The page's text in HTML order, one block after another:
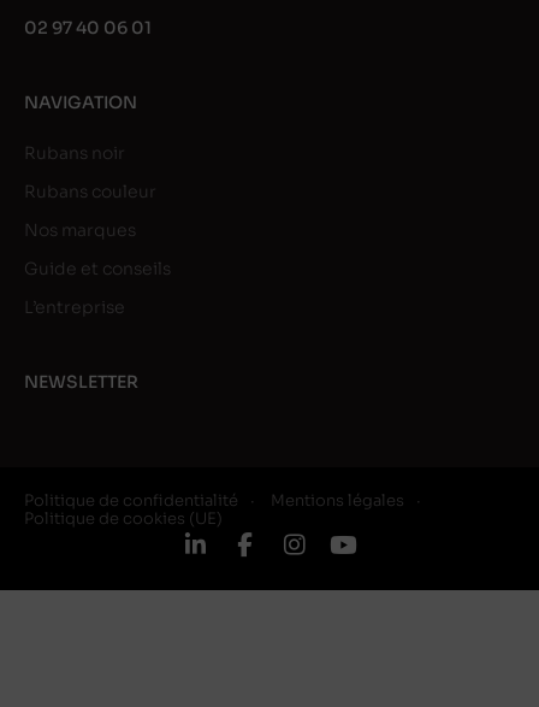
02 97 40 06 01
NAVIGATION
Rubans noir
Rubans couleur
Nos marques
Guide et conseils
L’entreprise
NEWSLETTER
Politique de confidentialité
Mentions légales
Politique de cookies (UE)